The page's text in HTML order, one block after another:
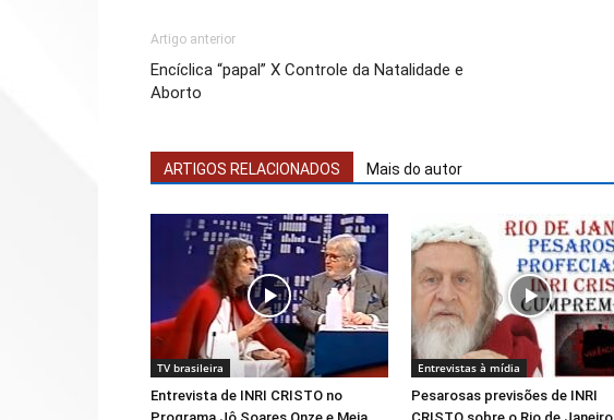
Artigo anterior
Encíclica “papal” X Controle da Natalidade e
Aborto
ARTIGOS RELACIONADOS Mais do autor
TV brasileira
Entrevista de INRI CRISTO no
Entrevistas à mídia
Pesarosas previsões de INRI